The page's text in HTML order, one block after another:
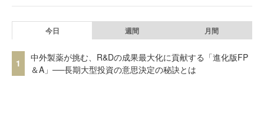
今日 週間 月間
1
中外製薬が挑む、R&Dの成果最大化に貢献する「進化版FP
＆A」──長期大型投資の意思決定の秘訣とは